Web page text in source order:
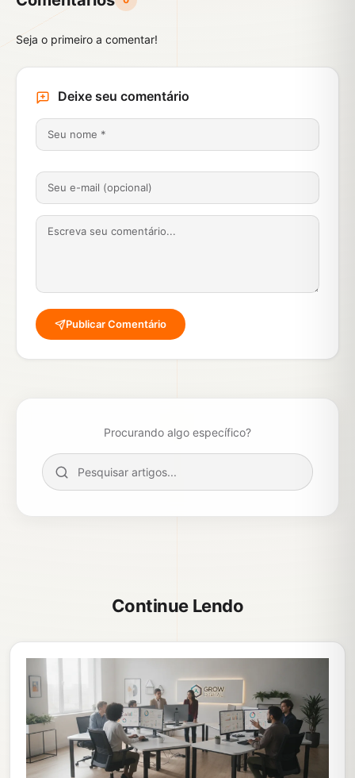
Seja o primeiro a comentar!
Deixe seu comentário
Publicar Comentário
Procurando algo específico?
Continue Lendo